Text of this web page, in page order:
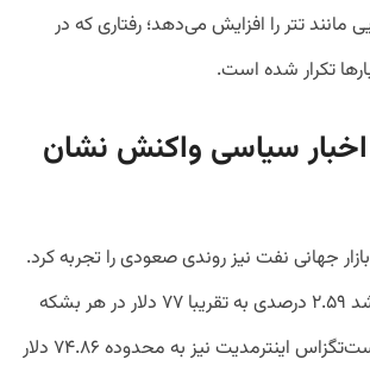
مانند تتر را افزایش می‌دهد؛ رفتاری که در
تکرار شده است.
سیاسی واکنش نشان
جهانی نفت نیز روندی صعودی را تجربه کرد.
بهای نفت برنت با رشد ۲.۵۹ درصدی به تقریبا ۷۷ دلار در هر بشکه
رسید و نفت خام وست‌تگزاس اینترمدیت نیز به محدوده ۷۴.۸۶ دلار